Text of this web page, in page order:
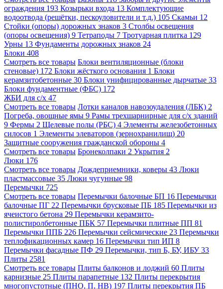
ограждения 193 Козырьки входа 13 Комплектующие
водоотвода (решётки, пескоуловители и т.д.) 105 Скамьи 12
Стойки (опоры) дорожных знаков 3 Столбы освещения
(опоры освещения) 9 Тетраподы 7 Тротуарная плитка 129
Урны 13 Фундаменты дорожных знаков 24
Блоки 408
Смотреть все товары Блоки вентиляционные (блоки
стеновые) 172 Блоки жёсткого основания 1 Блоки
керамзитобетонные 30 Блоки унифицированные дырчатые 33
Блоки фундаментные (ФБС) 172
ЖБИ для с/х 47
Смотреть все товары Лотки каналов навозоудаления (ЛБК) 2
Погреба, овощные ямы 9 Рамы трехшарнирные для с/х зданий
9 Фермы 2 Щелевые полы (РБС) 4 Элементы железобетонных
силосов 1 Элементы элеваторов (зернохранилищ) 20
Защитные сооружения гражданской обороны 4
Смотреть все товары Бронеколпаки 2 Укрытия 2
Люки 176
Смотреть все товары Дождеприемники, коверы 43 Люки
пластмассовые 35 Люки чугунные 98
Перемычки 725
Смотреть все товары Перемычки балочные БП 16 Перемычки
балочные ПГ 22 Перемычки брусковые ПБ 185 Перемычки из
ячеистого бетона 29 Перемычки керамзито-
полистиролбетонные ПБК 57 Перемычки плитные ПП 81
Перемычки ППБ 226 Перемычки сейсмические 23 Перемычки
теплофикационных камер 16 Перемычки тип ИП 8
Перемычки фасадные ПФ 29 Перемычки, тип Б, БУ, ИБУ 33
Плиты 2581
Смотреть все товары Плиты балконов и лоджий 60 Плиты
карнизные 25 Плиты парапетные 132 Плиты перекрытия
многопустотные (ПНО, П, НВ) 197 Плиты перекрытия ПБ